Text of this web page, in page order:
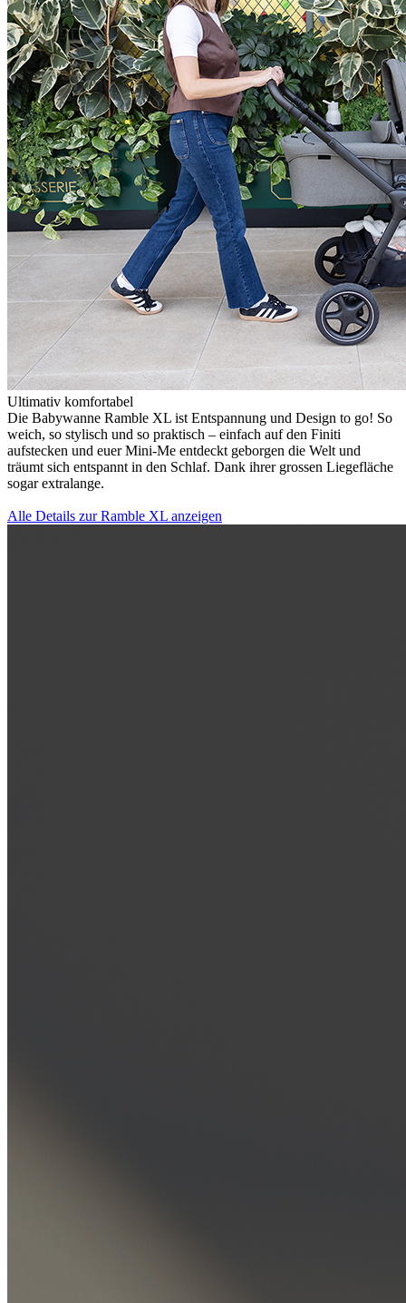
Ultimativ komfortabel
Die Babywanne Ramble XL ist Entspannung und Design to go! So
weich, so stylisch und so praktisch – einfach auf den Finiti
aufstecken und euer Mini-Me entdeckt geborgen die Welt und
träumt sich entspannt in den Schlaf. Dank ihrer grossen Liegefläche
sogar extralange.
Alle Details zur Ramble XL anzeigen